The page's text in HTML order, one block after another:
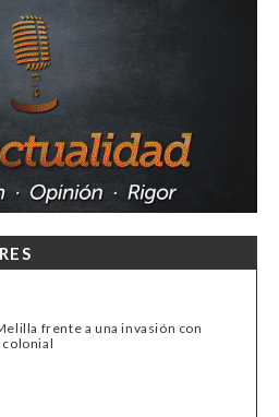
frente a una invasión con
colonial